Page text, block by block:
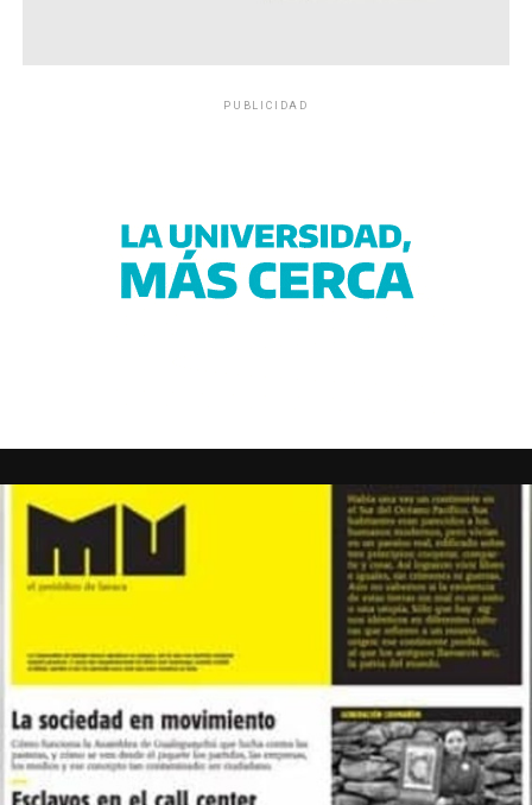
PUBLICIDAD